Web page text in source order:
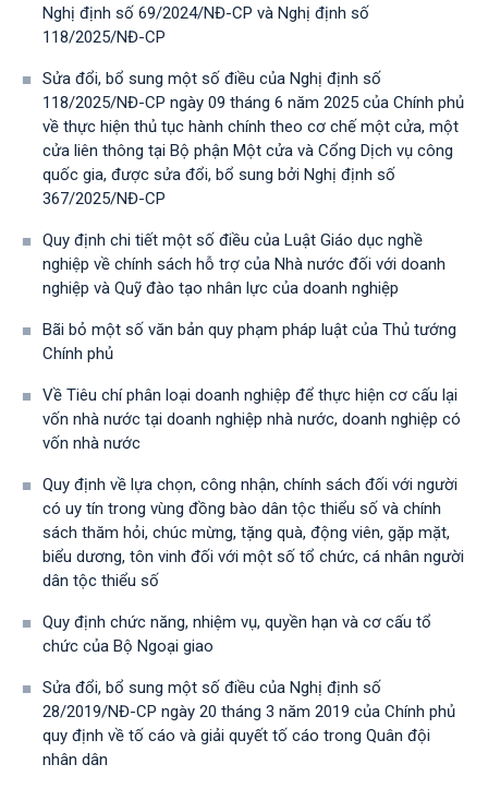
Nghị định số 69/2024/NĐ-CP và Nghị định số
118/2025/NĐ-СР
Sửa đổi, bổ sung một số điều của Nghị định số
118/2025/NĐ-CP ngày 09 tháng 6 năm 2025 của Chính phủ
về thực hiện thủ tục hành chính theo cơ chế một cửa, một
cửa liên thông tại Bộ phận Một cửa và Cổng Dịch vụ công
quốc gia, được sửa đổi, bổ sung bởi Nghị định số
367/2025/NĐ-СР
Quy định chi tiết một số điều của Luật Giáo dục nghề
nghiệp về chính sách hỗ trợ của Nhà nước đối với doanh
nghiệp và Quỹ đào tạo nhân lực của doanh nghiệp
Bãi bỏ một số văn bản quy phạm pháp luật của Thủ tướng
Chính phủ
Về Tiêu chí phân loại doanh nghiệp để thực hiện cơ cấu lại
vốn nhà nước tại doanh nghiệp nhà nước, doanh nghiệp có
vốn nhà nước
Quy định về lựa chọn, công nhận, chính sách đối với người
có uy tín trong vùng đồng bào dân tộc thiểu số và chính
sách thăm hỏi, chúc mừng, tặng quà, động viên, gặp mặt,
biểu dương, tôn vinh đối với một số tổ chức, cá nhân người
dân tộc thiểu số
Quy định chức năng, nhiệm vụ, quyền hạn và cơ cấu tổ
chức của Bộ Ngoại giao
Sửa đổi, bổ sung một số điều của Nghị định số
28/2019/NĐ-CР ngày 20 tháng 3 năm 2019 của Chính phủ
quy định về tố cáo và giải quyết tố cáo trong Quân đội
nhân dân